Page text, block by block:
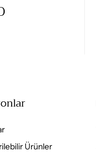
Ürünler